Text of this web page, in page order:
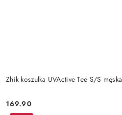
Zhik koszulka UVActive Tee S/S męska
Cena:
169.90